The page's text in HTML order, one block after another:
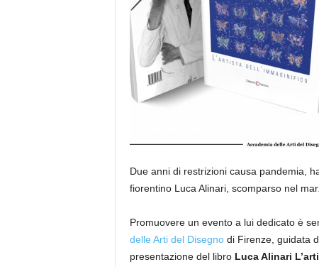
Due anni di restrizioni causa pandemia,
fiorentino Luca Alinari, scomparso nel
Promuovere un evento a lui dedicato è
delle Arti del Disegnodi Firenze, guidata
presentazione del libro Luca Alinari